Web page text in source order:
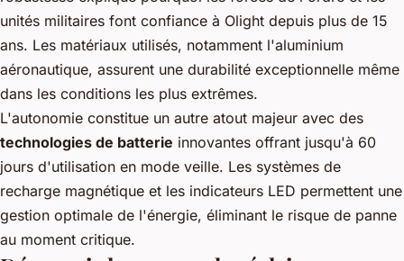
unités militaires font confiance à Olight depuis plus de 15
ans. Les matériaux utilisés, notamment l'aluminium
aéronautique, assurent une durabilité exceptionnelle même
dans les conditions les plus extrêmes.
L'autonomie constitue un autre atout majeur avec des
technologies de batterie innovantes offrant jusqu'à 60
jours d'utilisation en mode veille. Les systèmes de
recharge magnétique et les indicateurs LED permettent une
gestion optimale de l'énergie, éliminant le risque de panne
au moment critique.